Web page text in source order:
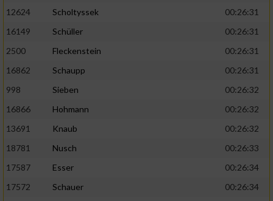
12624
Scholtyssek
00:26:31
16149
Schüller
00:26:31
2500
Fleckenstein
00:26:31
16862
Schaupp
00:26:31
998
Sieben
00:26:32
16866
Hohmann
00:26:32
13691
Knaub
00:26:32
18781
Nusch
00:26:33
17587
Esser
00:26:34
17572
Schauer 00:26:34